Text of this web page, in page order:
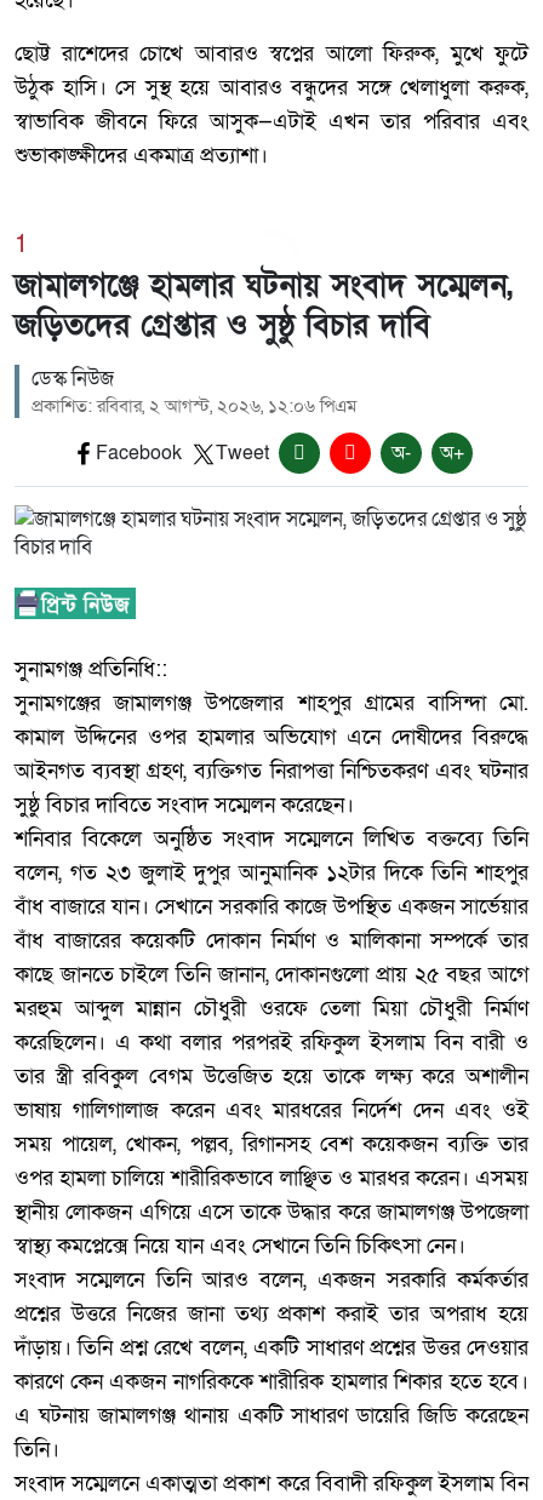
ছোট্ট রাশেদের চোখে আবারও স্বপ্নের আলো ফিরুক, মুখে ফুটে
উঠুক হাসি। সে সুস্থ হয়ে আবারও বন্ধুদের সঙ্গে খেলাধুলা করুক,
স্বাভাবিক জীবনে ফিরে আসুক—এটাই এখন তার পরিবার এবং
শুভাকাঙ্ক্ষীদের একমাত্র প্রত্যাশা।
1
জামালগঞ্জে হামলার ঘটনায় সংবাদ সম্মেলন,
জড়িতদের গ্রেপ্তার ও সুষ্ঠু বিচার দাবি
ডেস্ক নিউজ
প্রকাশিত: রবিবার, ২ আগস্ট, ২০২৬, ১২:০৬ পিএম
Facebook Tweet অ- অ+
‎সুনামগঞ্জ প্রতিনিধি::
‎সুনামগঞ্জের জামালগঞ্জ উপজেলার শাহপুর গ্রামের বাসিন্দা মো.
কামাল উদ্দিনের ওপর হামলার অভিযোগ এনে দোষীদের বিরুদ্ধে
আইনগত ব্যবস্থা গ্রহণ, ব্যক্তিগত নিরাপত্তা নিশ্চিতকরণ এবং ঘটনার
সুষ্ঠু বিচার দাবিতে সংবাদ সম্মেলন করেছেন।
‎শনিবার বিকেলে অনুষ্ঠিত সংবাদ সম্মেলনে লিখিত বক্তব্যে তিনি
বলেন, গত ২৩ জুলাই দুপুর আনুমানিক ১২টার দিকে তিনি শাহপুর
বাঁধ বাজারে যান। সেখানে সরকারি কাজে উপস্থিত একজন সার্ভেয়ার
বাঁধ বাজারের কয়েকটি দোকান নির্মাণ ও মালিকানা সম্পর্কে তার
কাছে জানতে চাইলে তিনি জানান, দোকানগুলো প্রায় ২৫ বছর আগে
মরহুম আব্দুল মান্নান চৌধুরী ওরফে তেলা মিয়া চৌধুরী নির্মাণ
করেছিলেন। এ কথা বলার পরপরই রফিকুল ইসলাম বিন বারী ও
তার স্ত্রী রবিকুল বেগম উত্তেজিত হয়ে তাকে লক্ষ্য করে অশালীন
ভাষায় গালিগালাজ করেন এবং মারধরের নির্দেশ দেন এবং ওই
সময় পায়েল, খোকন, পল্লব, রিগানসহ বেশ কয়েকজন ব্যক্তি তার
ওপর হামলা চালিয়ে শারীরিকভাবে লাঞ্ছিত ও মারধর করেন। এসময়
স্থানীয় লোকজন এগিয়ে এসে তাকে উদ্ধার করে জামালগঞ্জ উপজেলা
স্বাস্থ্য কমপ্লেক্সে নিয়ে যান এবং সেখানে তিনি চিকিৎসা নেন।
‎সংবাদ সম্মেলনে তিনি আরও বলেন, একজন সরকারি কর্মকর্তার
প্রশ্নের উত্তরে নিজের জানা তথ্য প্রকাশ করাই তার অপরাধ হয়ে
দাঁড়ায়। তিনি প্রশ্ন রেখে বলেন, একটি সাধারণ প্রশ্নের উত্তর দেওয়ার
কারণে কেন একজন নাগরিককে শারীরিক হামলার শিকার হতে হবে।
এ ঘটনায় জামালগঞ্জ থানায় একটি সাধারণ ডায়েরি জিডি করেছেন
তিনি।
‎সংবাদ সম্মেলনে একাত্মতা প্রকাশ করে বিবাদী রফিকুল ইসলাম বিন